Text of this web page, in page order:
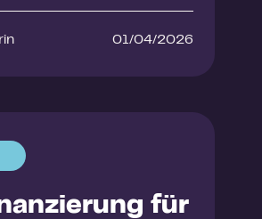
01/04/2026
für